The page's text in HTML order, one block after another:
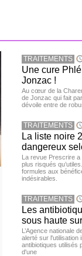
TRAITEMENTS
Une cure
Jonzac !
Au cœur de la
de Jonzac qui fait
dévoile entre de
TRAITEMENTS
La liste noire
dangereux
La revue Prescrire
plus risqués
formules aux
indésirables.
TRAITEMENTS
Les
sous haute
L’Agence nationale
alerté sur l'utilisation
antibiotiques utilisés
d'une